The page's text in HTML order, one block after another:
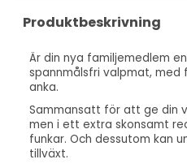
Produktbeskrivning
Är din nya familjemedlem
spannmålsfri valpmat, med
anka.
Sammansatt för att ge din
men i ett extra skonsamt
funkar. Och dessutom kan
tillväxt.